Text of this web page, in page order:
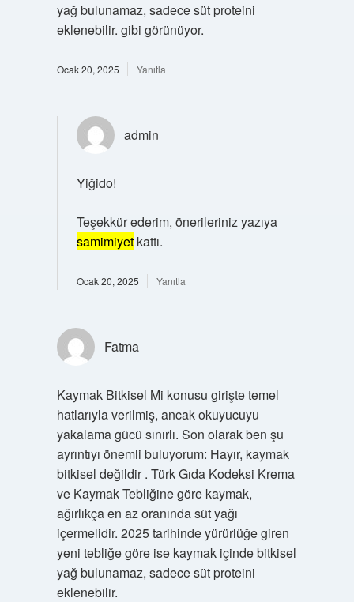
yağ bulunamaz, sadece süt proteini
eklenebilir. gibi görünüyor.
Ocak 20, 2025 Yanıtla
admin
Yiğido!
Teşekkür ederim, önerileriniz yazıya
samimiyetkattı.
Ocak 20, 2025 Yanıtla
Fatma
Kaymak Bitkisel Mi konusu girişte temel
hatlarıyla verilmiş, ancak okuyucuyu
yakalama gücü sınırlı. Son olarak ben şu
ayrıntıyı önemli buluyorum: Hayır, kaymak
bitkisel değildir . Türk Gıda Kodeksi Krema
ve Kaymak Tebliğine göre kaymak,
ağırlıkça en az oranında süt yağı
içermelidir. 2025 tarihinde yürürlüğe giren
yeni tebliğe göre ise kaymak içinde bitkisel
yağ bulunamaz, sadece süt proteini
eklenebilir.